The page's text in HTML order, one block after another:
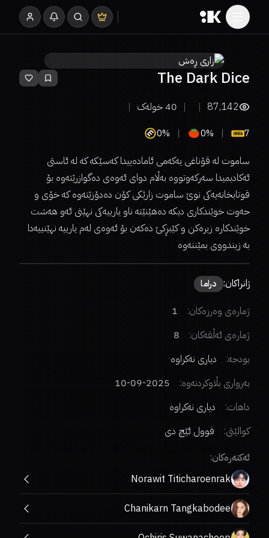
The Dark Dice
87,142
40خولەک
7
0%
0%
ساموت لە قۆناغی یەکەمی ئامادەییدا کەسێکە کە لە ئاستی
ئەکادیمیدا سەرکەوتووە بەڵام دوای ئەوەی دەگوازرێتەوە بۆ
قوتابخانەیەکی نوێ ساموت زارێکی کۆن دەدۆزێتەوە کە خۆی و
حەوت خوێندکاری دیکە دەهێنێتە ناو یارییەکی نهێنی ئەو هەشت
خوێندکارە زیرەکن و کێبڕکێ دەکەن بۆ ئەوەی لەم یارییە نهێنییەدا
بە زیندووی بمێننەوە
ژانراکان: دراما
ژمارەی وەرزەکان:
1
ژمارەی ئەڵقەکان:
8
بودجە:
دیاری نەکراوە
بەرواری بڵاوکردنەوە:
2025-09-10
داهات:
دیاری نەکراوە
کوالێتی:
فوول ئێچ دی
ئەکتەرەکان:
Norawit Titicharoenrak
Chanikarn Tangkabodee